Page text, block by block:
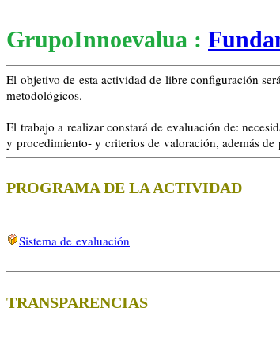
GrupoInnoevalua :
El objetivo de esta actividad de libre configuración
metodológicos.
El trabajo a realizar constará de evaluación de:
y procedimiento- y criterios de valoración, además de
PROGRAMA DE LA ACTIVIDAD
Sistema de evaluación
TRANSPARENCIAS